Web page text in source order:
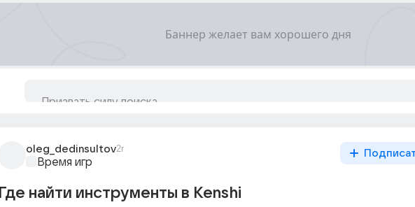
oleg_dedinsultov2г
Время игр
Где найти инструменты в Kenshi